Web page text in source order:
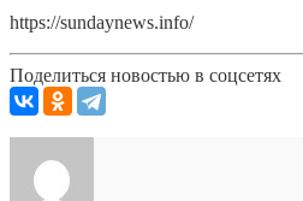
https://sundaynews.info/
Поделиться новостью в соцсетях